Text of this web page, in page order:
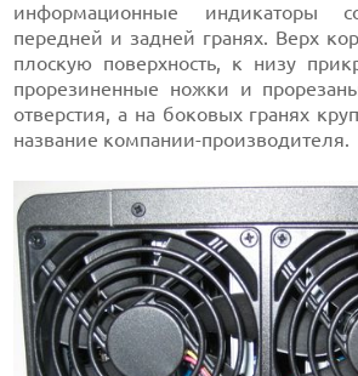
информационные индикаторы
передней и задней гранях. Верх
плоскую поверхность, к низу
прорезиненные ножки и
отверстия, а на боковых гранях
название компании-производителя.